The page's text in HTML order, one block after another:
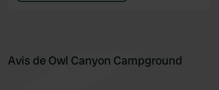
Avis de Owl Canyon Campground